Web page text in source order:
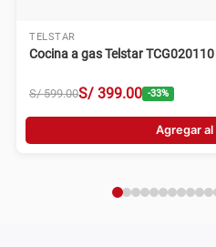
TELSTAR
Cocina a gas Telstar
S/ 599.00S/ 399.00 -33%
Agregar